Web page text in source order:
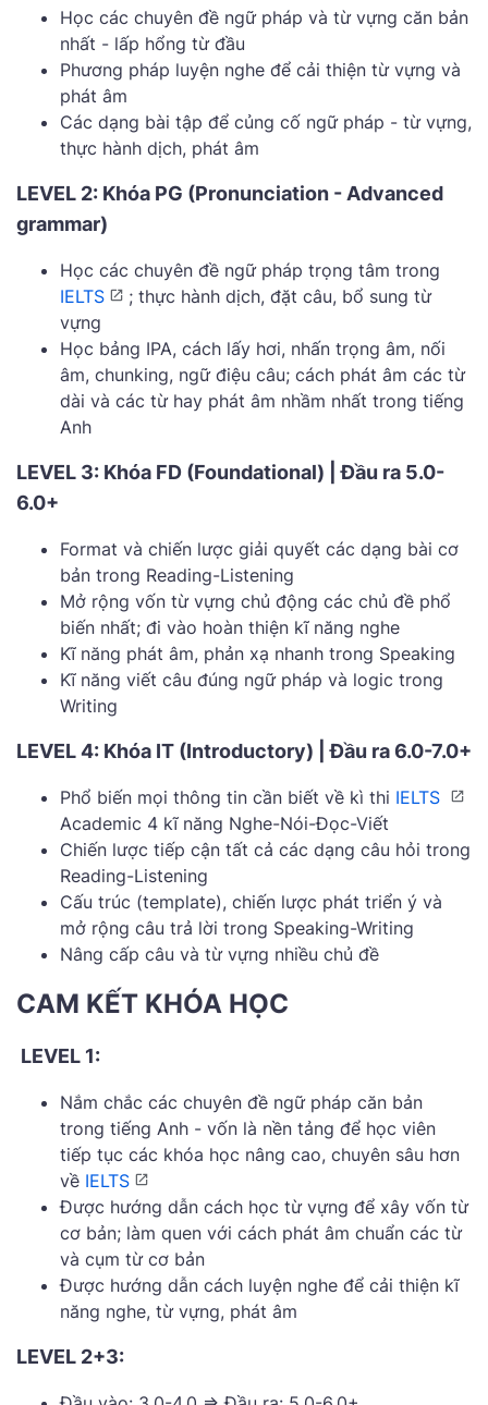
Học các chuyên đề ngữ pháp và từ vựng căn bản
nhất - lấp hổng từ đầu
Phương pháp luyện nghe để cải thiện từ vựng và
phát âm
Các dạng bài tập để củng cố ngữ pháp - từ vựng,
thực hành dịch, phát âm
LEVEL 2: Khóa PG (Pronunciation - Advanced
grammar)
Học các chuyên đề ngữ pháp trọng tâm trong
IELTS
; thực hành dịch, đặt câu, bổ sung từ
vựng
Học bảng IPA, cách lấy hơi, nhấn trọng âm, nối
âm, chunking, ngữ điệu câu; cách phát âm các từ
dài và các từ hay phát âm nhầm nhất trong tiếng
Anh
LEVEL 3: Khóa FD (Foundational) | Đầu ra 5.0-
6.0+
Format và chiến lược giải quyết các dạng bài cơ
bản trong Reading-Listening
Mở rộng vốn từ vựng chủ động các chủ đề phổ
biến nhất; đi vào hoàn thiện kĩ năng nghe
Kĩ năng phát âm, phản xạ nhanh trong Speaking
Kĩ năng viết câu đúng ngữ pháp và logic trong
Writing
LEVEL 4: Khóa IT (Introductory) | Đầu ra 6.0-7.0+
Phổ biến mọi thông tin cần biết về kì thi IELTS
Academic 4 kĩ năng Nghe-Nói-Đọc-Viết
Chiến lược tiếp cận tất cả các dạng câu hỏi trong
Reading-Listening
Cấu trúc (template), chiến lược phát triển ý và
mở rộng câu trả lời trong Speaking-Writing
Nâng cấp câu và từ vựng nhiều chủ đề
CAM KẾT KHÓA HỌC
LEVEL 1:
Nắm chắc các chuyên đề ngữ pháp căn bản
trong tiếng Anh - vốn là nền tảng để học viên
tiếp tục các khóa học nâng cao, chuyên sâu hơn
về IELTS
Được hướng dẫn cách học từ vựng để xây vốn từ
cơ bản; làm quen với cách phát âm chuẩn các từ
và cụm từ cơ bản
Được hướng dẫn cách luyện nghe để cải thiện kĩ
năng nghe, từ vựng, phát âm
LEVEL 2+3: